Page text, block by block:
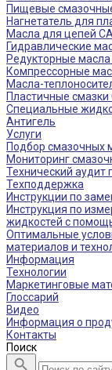
Пищевые
Нагнетатель для
Масла для цепей
Гидравлические
Редукторные масла
Компрессорные
Масла-
Пластичные смазки
Специальные
Антигель
Услуги
Подбор смазочных
Мониторинг
Технический аудит
Техподдержка
Инструкции по
Инструкция по
жидкостей с
Оптимальные
материалов и
Информация
Технологии
Маркетинговые
Глоссарий
Видео
Информация о
Контакты
Поиск